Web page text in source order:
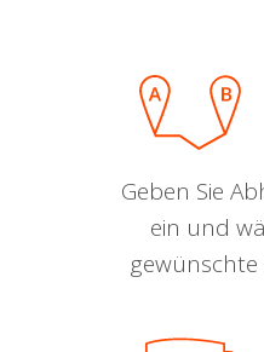
Geben Sie
ein und
gewünschte